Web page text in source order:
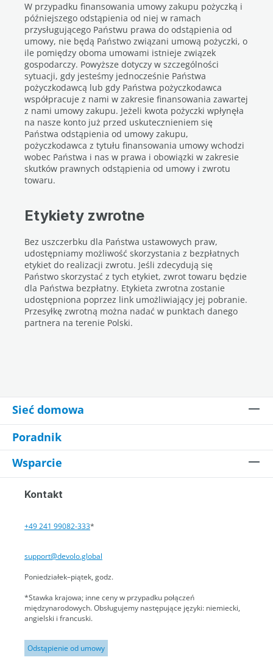
W przypadku finansowania umowy zakupu pożyczką i
późniejszego odstąpienia od niej w ramach
przysługującego Państwu prawa do odstąpienia od
umowy, nie będą Państwo związani umową pożyczki, o
ile pomiędzy oboma umowami istnieje związek
gospodarczy. Powyższe dotyczy w szczególności
sytuacji, gdy jesteśmy jednocześnie Państwa
pożyczkodawcą lub gdy Państwa pożyczkodawca
współpracuje z nami w zakresie finansowania zawartej
z nami umowy zakupu. Jeżeli kwota pożyczki wpłynęła
na nasze konto już przed uskutecznieniem się
Państwa odstąpienia od umowy zakupu,
pożyczkodawca z tytułu finansowania umowy wchodzi
wobec Państwa i nas w prawa i obowiązki w zakresie
skutków prawnych odstąpienia od umowy i zwrotu
towaru.
Etykiety zwrotne
Bez uszczerbku dla Państwa ustawowych praw,
udostępniamy możliwość skorzystania z bezpłatnych
etykiet do realizacji zwrotu. Jeśli zdecydują się
Państwo skorzystać z tych etykiet, zwrot towaru będzie
dla Państwa bezpłatny. Etykieta zwrotna zostanie
udostępniona poprzez link umożliwiający jej pobranie.
Przesyłkę zwrotną można nadać w punktach danego
partnera na terenie Polski.
Sieć domowa
Poradnik
Wsparcie
Kontakt
+49 241 99082-333*
support@devolo.global
Poniedziałek–piątek, godz.
*Stawka krajowa; inne ceny w przypadku połączeń
międzynarodowych. Obsługujemy następujące języki: niemiecki,
angielski i francuski.
Odstąpienie od umowy